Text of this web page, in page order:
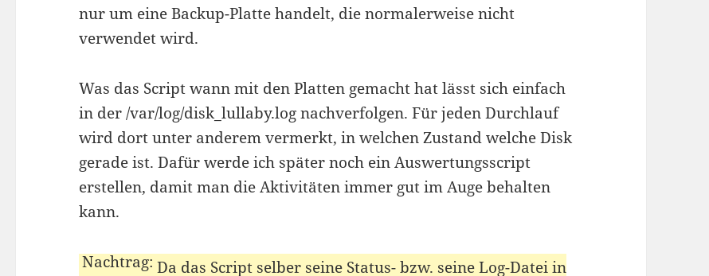
nur um eine Backup-Platte handelt, die normalerweise nicht
verwendet wird.
Was das Script wann mit den Platten gemacht hat lässt sich einfach
in der /var/log/disk_lullaby.log nachverfolgen. Für jeden Durchlauf
wird dort unter anderem vermerkt, in welchen Zustand welche Disk
gerade ist. Dafür werde ich später noch ein Auswertungsscript
erstellen, damit man die Aktivitäten immer gut im Auge behalten
kann.
Da das Script selber seine Status- bzw. seine Log-Datei in